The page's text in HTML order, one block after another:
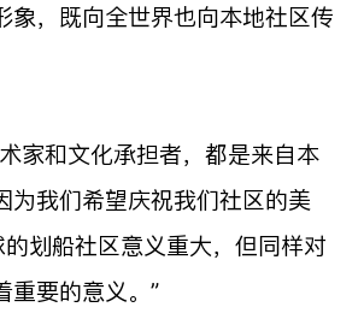
象，既向全世界也向本地社区传
家和文化承担者，都是来自本
为我们希望庆祝我们社区的美
划船社区意义重大，但同样对
重要的意义。”